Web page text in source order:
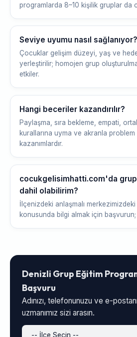
programlarda 8–10 kişilik gruplar da
Seviye uyumu nasıl sağlanıyor?
Çocuklar gelişim düzeyi, yaş ve
yerleştirilir; homojen grup
etkiler.
Hangi beceriler kazandırılır?
Paylaşma, sıra bekleme, empati,
kurallarına uyma ve akranla problem
kazanımlardır.
cocukgelisimhatti.com'da grup
dahil olabilirim?
İlçenizdeki anlaşmalı
konusunda bilgi almak için
Denizli Grup Eğitim
Başvuru
Adınızı, telefonunuzu ve e-
uzmanımız sizi arasın.